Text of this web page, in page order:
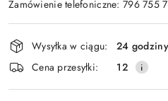
Zamówienie telefoniczne: 796 755
Wyślij
Dostępność
i
dostawa
Wysyłka w ciągu:
24 godziny
Cena przesyłki:
12